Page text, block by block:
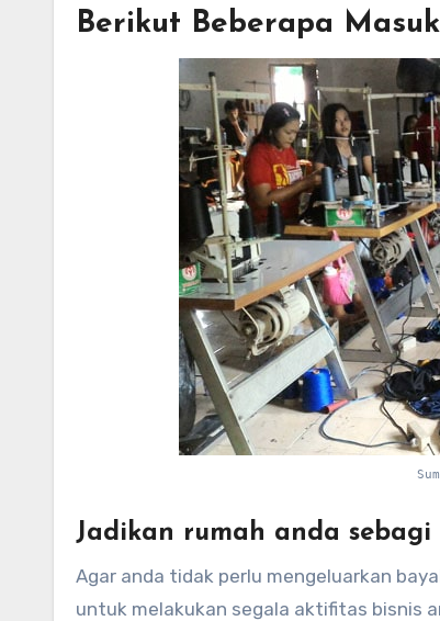
Berikut Beberapa
Jadikan rumah anda
Agar anda tidak perlu mengeluarkan
untuk melakukan segala aktifitas bisnis